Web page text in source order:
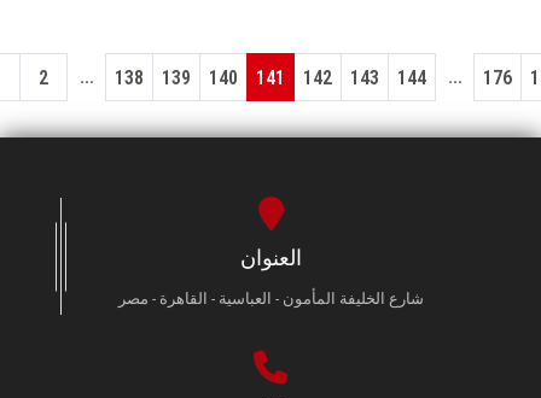
2 ... 138 139 140 141 142 143 144 ... 176
العنوان
شارع الخليفة المأمون - العباسية - القاهرة - مصر